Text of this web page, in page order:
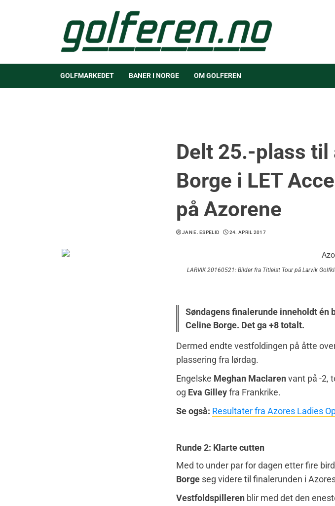
GOLFMARKEDET BANER I NORGE OM GOLFEREN
Delt 25.-plass til
Borge i LET
på Azorene
JAN E. ESPELID 24. APRIL 2017
LARVIK 20160521: Bilder fra Titleist Tour på Larvik
Søndagens finalerunde inneholdt én
Celine Borge. Det ga +8 totalt.
Dermed endte vestfoldingen på åtte
plassering fra lørdag.
Engelske Meghan Maclarenvant på -2,
og Eva Gilleyfra Frankrike.
Se også: Resultater fra Azores Ladies
Runde 2: Klarte cutten
Med to under par for dagen etter fire
Borge seg videre til finalerunden i
Vestfoldspilleren blir med det den